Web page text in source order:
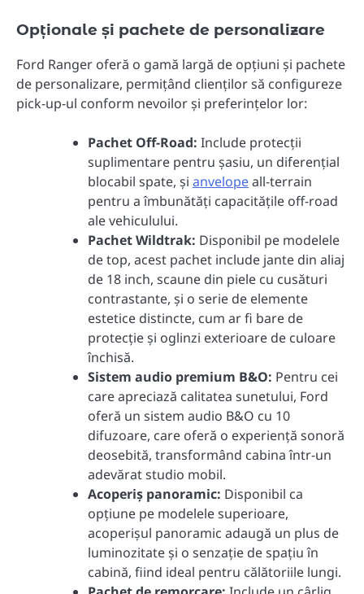
Opționale și pachete de personalizare
Ford Ranger oferă o gamă largă de opțiuni și pachete
de personalizare, permițând clienților să configureze
pick-up-ul conform nevoilor și preferințelor lor:
Pachet Off-Road: Include protecții
suplimentare pentru șasiu, un diferențial
blocabil spate, și anvelopeall-terrain
pentru a îmbunătăți capacitățile off-road
ale vehiculului.
Pachet Wildtrak: Disponibil pe modelele
de top, acest pachet include jante din aliaj
de 18 inch, scaune din piele cu cusături
contrastante, și o serie de elemente
estetice distincte, cum ar fi bare de
protecție și oglinzi exterioare de culoare
închisă.
Sistem audio premium B&O: Pentru cei
care apreciază calitatea sunetului, Ford
oferă un sistem audio B&O cu 10
difuzoare, care oferă o experiență sonoră
deosebită, transformând cabina într-un
adevărat studio mobil.
Acoperiș panoramic: Disponibil ca
opțiune pe modelele superioare,
acoperișul panoramic adaugă un plus de
luminozitate și o senzație de spațiu în
cabină, fiind ideal pentru călătoriile lungi.